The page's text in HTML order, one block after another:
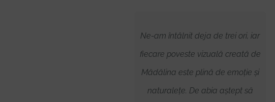
Ne-am întâlnit deja de trei ori, iar
fiecare poveste vizuală creată de
Mădălina este plină de emoție și
naturalețe. De abia aștept să